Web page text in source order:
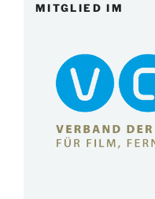
MITGLIED IM